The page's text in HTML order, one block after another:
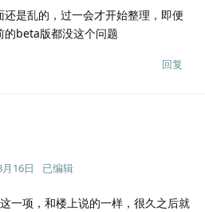
是乱的，过一会才开始整理，即便
的beta版都没这个问题
回复
16日 已编辑
一项，和楼上说的一样，很久之后就